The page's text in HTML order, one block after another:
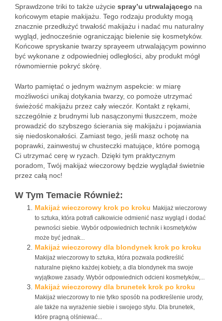
Sprawdzone triki to także użycie spray’u utrwalającego na
końcowym etapie makijażu. Tego rodzaju produkty mogą
znacznie przedłużyć trwałość makijażu i nadać mu naturalny
wygląd, jednocześnie ograniczając bielenie się kosmetyków.
Końcowe spryskanie twarzy sprayeem utrwalającym powinno
być wykonane z odpowiedniej odległości, aby produkt mógł
równomiernie pokryć skórę.
Warto pamiętać o jednym ważnym aspekcie: w miarę
możliwości unikaj dotykania twarzy, co pomoże utrzymać
świeżość makijażu przez cały wieczór. Kontakt z rękami,
szczególnie z brudnymi lub nasączonymi tłuszczem, może
prowadzić do szybszego ścierania się makijażu i pojawiania
się niedoskonałości. Zamiast tego, jeśli masz ochotę na
poprawki, zainwestuj w chusteczki matujące, które pomogą
Ci utrzymać cerę w ryzach. Dzięki tym praktycznym
poradom, Twój makijaż wieczorowy będzie wyglądał świetnie
przez całą noc!
W Tym Temacie Również:
Makijaż wieczorowy krok po kroku Makijaż wieczorowy
to sztuka, która potrafi całkowicie odmienić nasz wygląd i dodać
pewności siebie. Wybór odpowiednich technik i kosmetyków
może być jednak...
Makijaż wieczorowy dla blondynek krok po kroku
Makijaż wieczorowy to sztuka, która pozwala podkreślić
naturalne piękno każdej kobiety, a dla blondynek ma swoje
wyjątkowe zasady. Wybór odpowiednich odcieni kosmetyków,...
Makijaż wieczorowy dla brunetek krok po kroku
Makijaż wieczorowy to nie tylko sposób na podkreślenie urody,
ale także na wyrażenie siebie i swojego stylu. Dla brunetek,
które pragną olśniewać...